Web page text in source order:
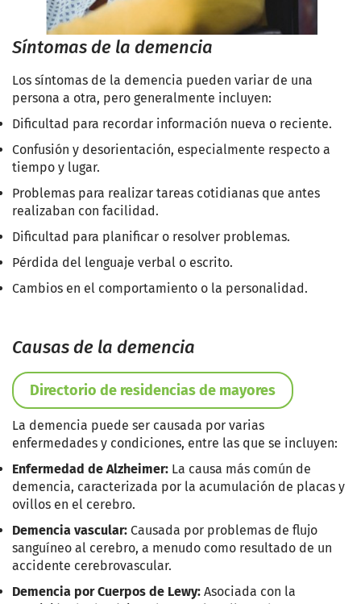
Síntomas de la demencia
Los síntomas de la demencia pueden variar de una
persona a otra, pero generalmente incluyen:
Dificultad para recordar información nueva o reciente.
Confusión y desorientación, especialmente respecto a
tiempo y lugar.
Problemas para realizar tareas cotidianas que antes
realizaban con facilidad.
Dificultad para planificar o resolver problemas.
Pérdida del lenguaje verbal o escrito.
Cambios en el comportamiento o la personalidad.
Causas de la demencia
Directorio de residencias de mayores
La demencia puede ser causada por varias
enfermedades y condiciones, entre las que se incluyen:
Enfermedad de Alzheimer: La causa más común de
demencia, caracterizada por la acumulación de placas y
ovillos en el cerebro.
Demencia vascular: Causada por problemas de flujo
sanguíneo al cerebro, a menudo como resultado de un
accidente cerebrovascular.
Demencia por Cuerpos de Lewy: Asociada con la